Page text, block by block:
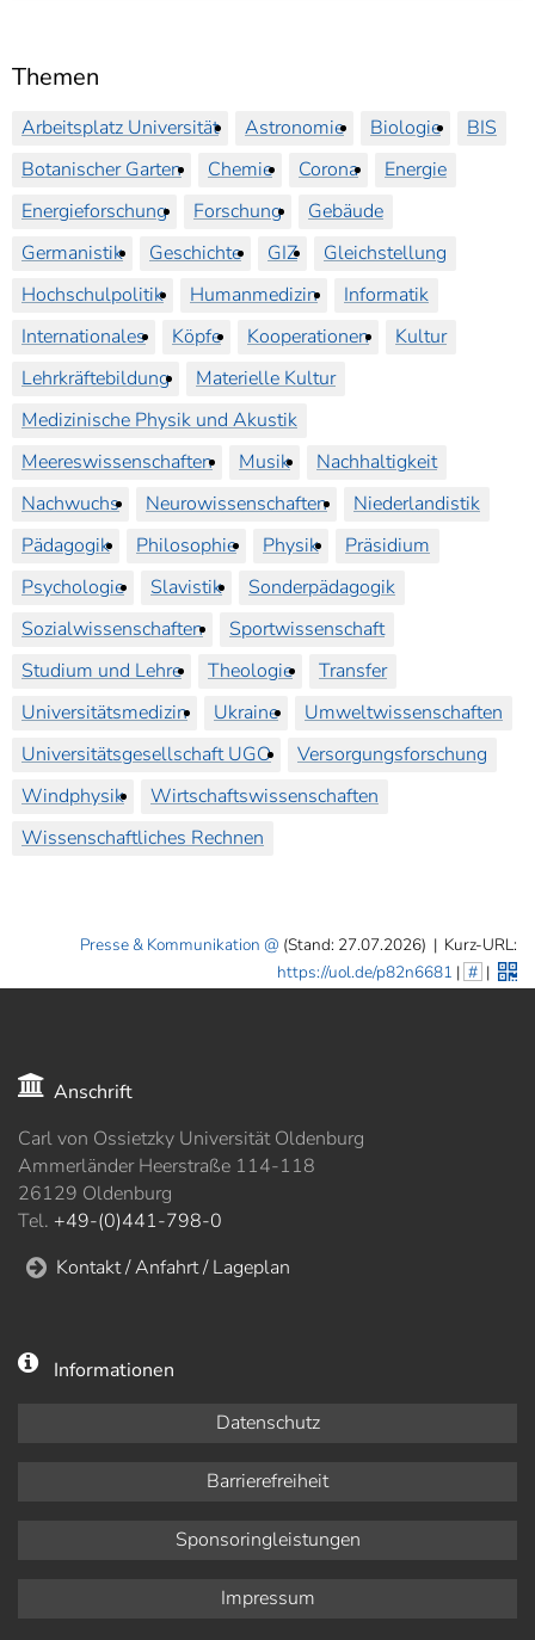
Themen
Arbeitsplatz Universität Astronomie Biologie
BIS
Botanischer Garten
Chemie Corona
Energie
Energieforschung
Forschung
Gebäude
Germanistik
Geschichte GIZ
Gleichstellung
Hochschulpolitik
Humanmedizin
Informatik
Internationales
Köpfe Kooperationen
Kultur
Lehrkräftebildung
Materielle Kultur
Medizinische Physik und Akustik
Meereswissenschaften
Musik
Nachhaltigkeit
Nachwuchs
Neurowissenschaften
Niederlandistik
Pädagogik
Philosophie Physik
Präsidium
Psychologie
Slavistik
Sonderpädagogik
Sozialwissenschaften
Sportwissenschaft
Studium und Lehre
Theologie
Transfer
Universitätsmedizin
Ukraine
Umweltwissenschaften
Universitätsgesellschaft UGO
Versorgungsforschung
Windphysik
Wirtschaftswissenschaften
Wissenschaftliches Rechnen
Presse & Kommunikation (Stand: 27.07.2026) | Kurz-URL:
https://uol.de/p82n6681 | # |
Anschrift
Carl von Ossietzky Universität Oldenburg
Ammerländer Heerstraße 114-118
26129 Oldenburg
Tel. +49-(0)441-798-0
Kontakt / Anfahrt / Lageplan
Informationen
Datenschutz
Barrierefreiheit
Sponsoringleistungen
Impressum